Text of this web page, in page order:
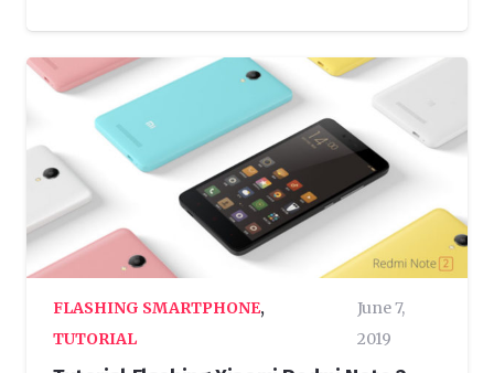
FLASHING SMARTPHONE,
TUTORIAL
June 7,
2019